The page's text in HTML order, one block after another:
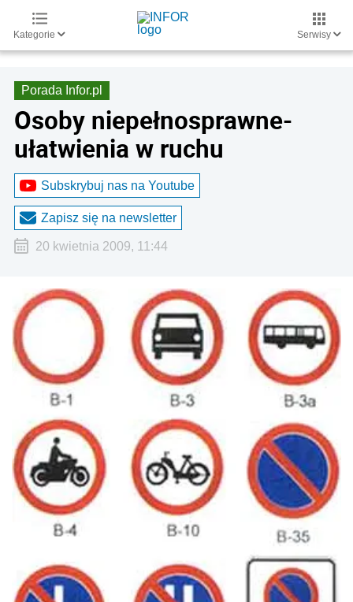
Kategorie Serwisy
Porada Infor.pl
Osoby niepełnosprawne-
ułatwienia w ruchu
Subskrybuj nas na Youtube
Zapisz się na newsletter
20 kwietnia 2009, 11:44